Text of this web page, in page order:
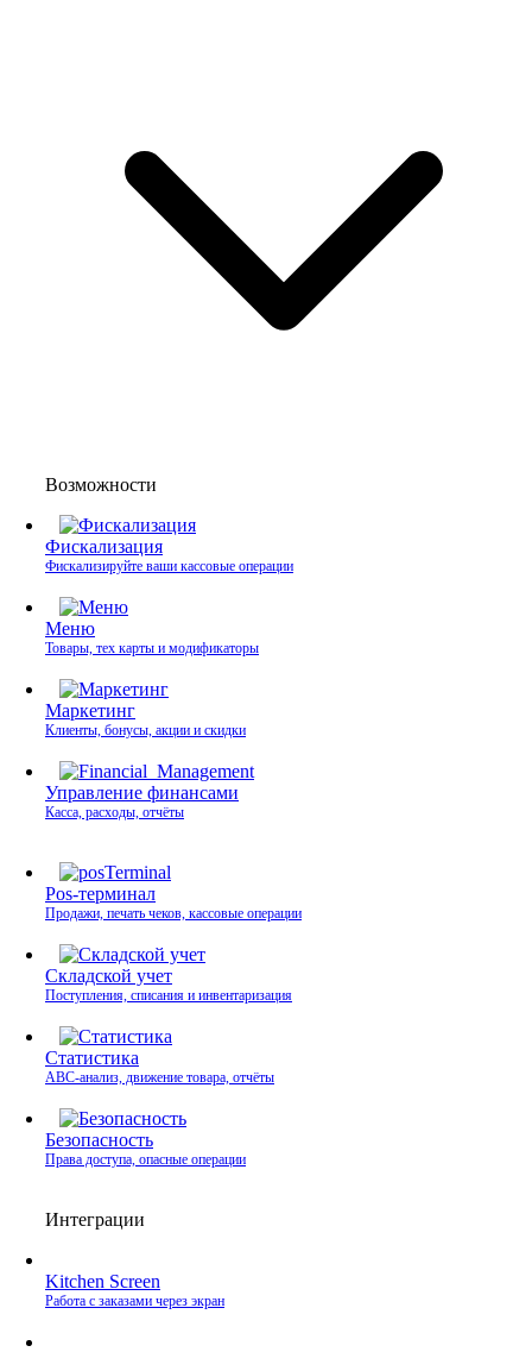
Возможности
Фискализация
Фискализируйте ваши кассовые операции
Меню
Товары, тех карты и модификаторы
Маркетинг
Клиенты, бонусы, акции и скидки
Управление финансами
Касса, расходы, отчёты
Pos-терминал
Продажи, печать чеков, кассовые операции
Складской учет
Поступления, списания и инвентаризация
Статистика
ABC-анализ, движение товара, отчёты
Безопасность
Права доступа, опасные операции
Интеграции
Kitchen Screen
Работа с заказами через экран